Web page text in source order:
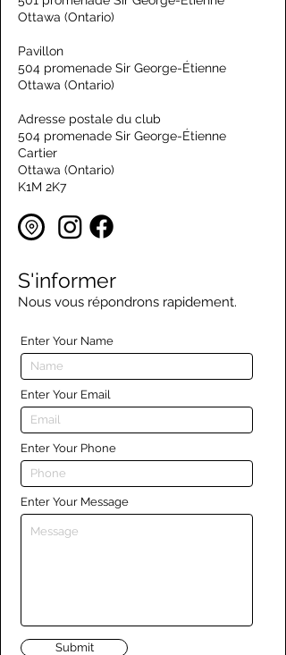
Ottawa (Ontario)
Pavillon
504 promenade Sir George-Étienne
Ottawa (Ontario)
Adresse postale du club
504 promenade Sir George-Étienne
Cartier
Ottawa (Ontario)
K1M 2K7
S'informer
Nous vous répondrons rapidement.
Enter Your Name
Enter Your Email
Enter Your Phone
Enter Your Message
Submit